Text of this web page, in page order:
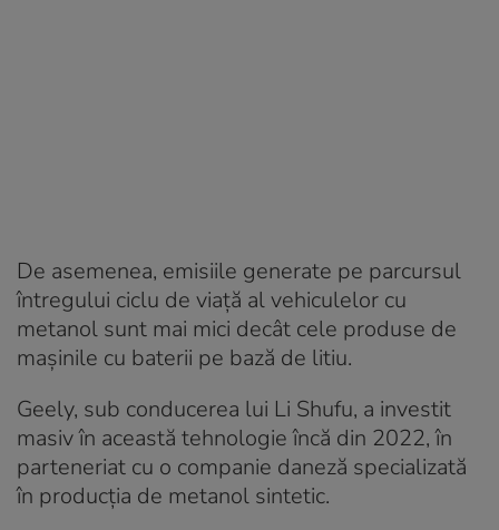
De asemenea, emisiile generate pe parcursul
întregului ciclu de viață al vehiculelor cu
metanol sunt mai mici decât cele produse de
mașinile cu baterii pe bază de litiu.
Geely, sub conducerea lui Li Shufu, a investit
masiv în această tehnologie încă din 2022, în
parteneriat cu o companie daneză specializată
în producția de metanol sintetic.